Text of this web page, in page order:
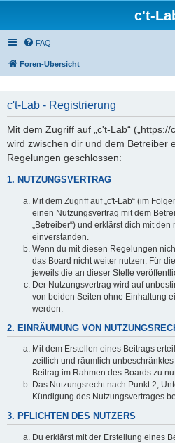
c't-
FAQ
Foren-Übersicht
c't-Lab - Registrierung
Mit dem Zugriff auf „c't-Lab“
wird zwischen dir und dem Betreiber
Regelungen geschlossen:
1. NUTZUNGSVERTRAG
Mit dem Zugriff auf „c't-Lab“ (im
einen Nutzungsvertrag mit dem
„Betreiber“) und erklärst dich mit
einverstanden.
Wenn du mit diesen Regelungen
das Board nicht weiter nutzen. Für
jeweils die an dieser Stelle
Der Nutzungsvertrag wird auf
von beiden Seiten ohne Einhaltung
werden.
2. EINRÄUMUNG VON
Mit dem Erstellen eines Beitrags
zeitlich und räumlich
Beitrag im Rahmen des Boards zu
Das Nutzungsrecht nach Punkt 2,
Kündigung des Nutzungsvertrages
3. PFLICHTEN DES NUTZERS
Du erklärst mit der Erstellung eines